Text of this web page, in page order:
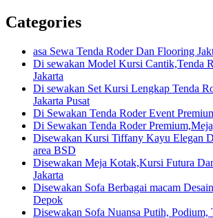
Categories
asa Sewa Tenda Roder Dan Flooring
Di sewakan Model Kursi Cantik,Tenda
Jakarta
Di sewakan Set Kursi Lengkap Tenda
Jakarta Pusat
Di Sewakan Tenda Roder Event
Di Sewakan Tenda Roder
Disewakan Kursi Tiffany Kayu Elegan
area BSD
Disewakan Meja Kotak,Kursi Futura
Jakarta
Disewakan Sofa Berbagai macam
Depok
Disewakan Sofa Nuansa Putih, Podium,